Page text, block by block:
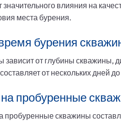
значительного влияния на
места бурения.
бурения
от глубины скважины,
от нескольких дней
на пробуренные
пробуренные скважины